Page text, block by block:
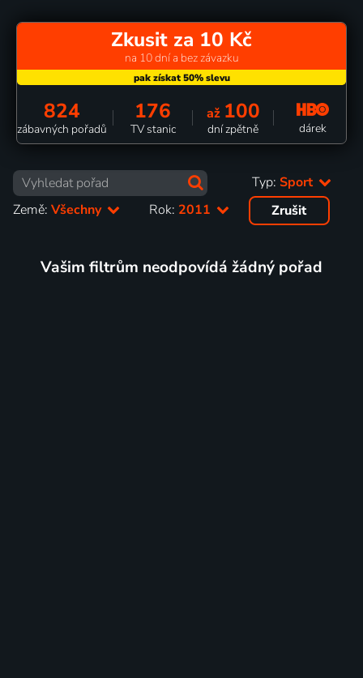
Zkusit za 10 Kč
na 10 dní a bez závazku
824
zábavných pořadů
176
TV stanic
až 100
dní zpětně dárek
Typ: Sport
Země: Všechny Rok: 2011 Zrušit
Vašim filtrům neodpovídá žádný pořad